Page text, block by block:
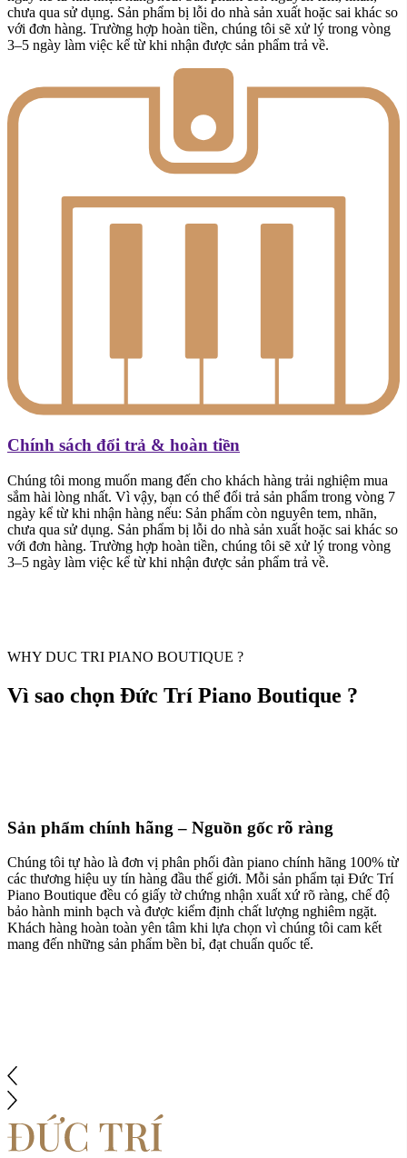
chưa qua sử dụng. Sản phẩm bị lỗi do nhà sản xuất hoặc sai khác so
với đơn hàng. Trường hợp hoàn tiền, chúng tôi sẽ xử lý trong vòng
3–5 ngày làm việc kể từ khi nhận được sản phẩm trả về.
Chính sách đổi trả & hoàn tiền
Chúng tôi mong muốn mang đến cho khách hàng trải nghiệm mua
sắm hài lòng nhất. Vì vậy, bạn có thể đổi trả sản phẩm trong vòng 7
ngày kể từ khi nhận hàng nếu: Sản phẩm còn nguyên tem, nhãn,
chưa qua sử dụng. Sản phẩm bị lỗi do nhà sản xuất hoặc sai khác so
với đơn hàng. Trường hợp hoàn tiền, chúng tôi sẽ xử lý trong vòng
3–5 ngày làm việc kể từ khi nhận được sản phẩm trả về.
WHY DUC TRI PIANO BOUTIQUE ?
Vì sao chọn Đức Trí Piano Boutique ?
Sản phẩm chính hãng – Nguồn gốc rõ ràng
Chúng tôi tự hào là đơn vị phân phối đàn piano chính hãng 100% từ
các thương hiệu uy tín hàng đầu thế giới. Mỗi sản phẩm tại Đức Trí
Piano Boutique đều có giấy tờ chứng nhận xuất xứ rõ ràng, chế độ
bảo hành minh bạch và được kiểm định chất lượng nghiêm ngặt.
Khách hàng hoàn toàn yên tâm khi lựa chọn vì chúng tôi cam kết
mang đến những sản phẩm bền bỉ, đạt chuẩn quốc tế.